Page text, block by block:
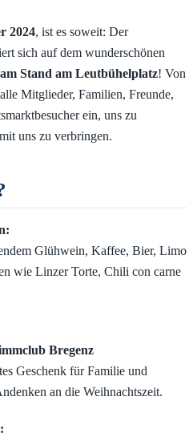
2024, ist es soweit: Der
sich auf dem wunderschönen
Stand am Leutbühelplatz! Von
Mitglieder, Familien, Freunde,
ein, uns zu
uns zu verbringen.
Glühwein, Kaffee, Bier, Limo
wie Linzer Torte, Chili con carne
Bregenz
Geschenk für Familie und
an die Weihnachtszeit.